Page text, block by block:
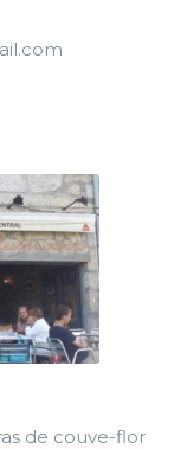
de couve-flor